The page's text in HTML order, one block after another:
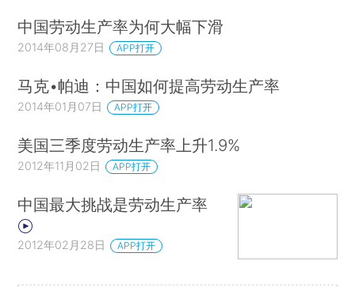
中国劳动生产率为何大幅下滑
2014年08月27日 APP打开
马克•帕迪：中国如何提高劳动生产率
2014年01月07日 APP打开
美国三季度劳动生产率上升1.9%
2012年11月02日 APP打开
中国最大挑战是劳动生产率
2012年02月28日 APP打开